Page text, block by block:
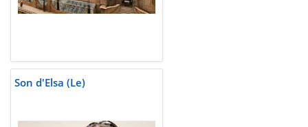
Son d'Elsa (Le)